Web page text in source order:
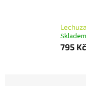
Skladem
795 Kč